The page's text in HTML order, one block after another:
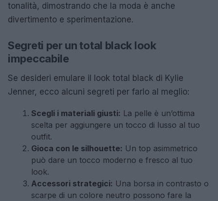
tonalità, dimostrando che la moda è anche
divertimento e sperimentazione.
Segreti per un total black look
impeccabile
Se desideri emulare il look total black di Kylie
Jenner, ecco alcuni segreti per farlo al meglio:
Scegli i materiali giusti: La pelle è un’ottima
scelta per aggiungere un tocco di lusso al tuo
outfit.
Gioca con le silhouette: Un top asimmetrico
può dare un tocco moderno e fresco al tuo
look.
Accessori strategici: Una borsa in contrasto o
scarpe di un colore neutro possono fare la